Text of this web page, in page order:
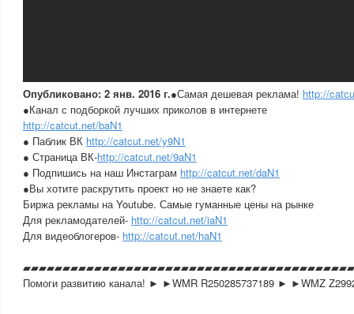
Опубликовано: 2 янв. 2016 г.●Самая дешевая реклама! http://
●Канал с подборкой лучших приколов в интернете
http://catcut.net/baN1
● Паблик ВК http://catcut.net/y9N1
● Страница ВК-http://catcut.net/9aN1
● Подпишись на наш Инстаграм http://catcut.net/daN1
●Вы хотите раскрутить проект но не знаете как?
Биржа рекламы на Youtube. Самые гуманные цены на рынке
Для рекламодателей- http://catcut.net/iaN1
Для видеоблогеров- http://catcut.net/haN1
Помоги развитию канала! ► ►WMR R250285737189 ► ►WMZ